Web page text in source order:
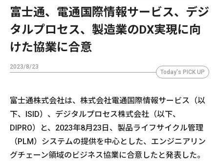
富士通、電通国際情報サービス、デジ
タルプロセス、製造業のDX実現に向
けた協業に合意
2023/8/23
Today's PICK UP
富士通株式会社は、株式会社電通国際情報サービス（以
下、ISID）、デジタルプロセス株式会社（以下、
DIPRO）と、2023年8月23日、製品ライフサイクル管理
（PLM）システムの提供を中心とした、エンジニアリン
グチェーン領域のビジネス協業に合意したと発表した。